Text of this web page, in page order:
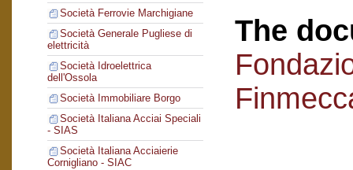
Società Ferrovie Marchigiane
Società Generale Pugliese di
elettricità
Società Idroelettrica
dell'Ossola
Società Immobiliare Borgo
Società Italiana Acciai Speciali
- SIAS
Società Italiana Acciaierie
Cornigliano - SIAC
The